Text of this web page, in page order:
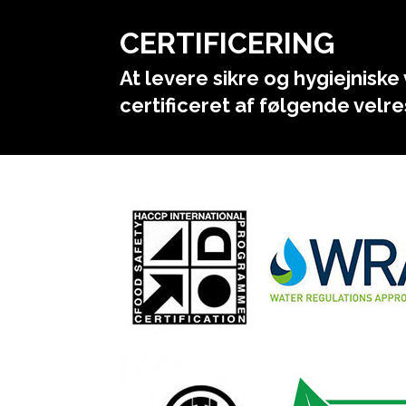
CERTIFICERING
At levere sikre og
certificeret af følgende